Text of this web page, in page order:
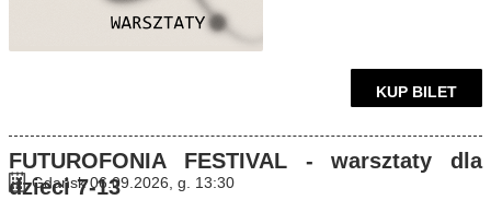
KUP BILET
FUTUROFONIA FESTIVAL - warsztaty dla
dzieci 7-13
Gdańsk 06.09.2026, g. 13:30